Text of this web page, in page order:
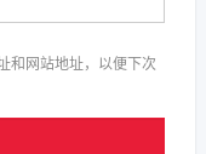
和网站地址，以便下次